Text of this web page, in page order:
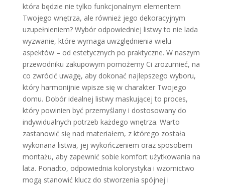
która będzie nie tylko funkcjonalnym elementem
Twojego wnętrza, ale również jego dekoracyjnym
uzupełnieniem? Wybór odpowiedniej listwy to nie lada
wyzwanie, które wymaga uwzględnienia wielu
aspektów – od estetycznych po praktyczne. W naszym
przewodniku zakupowym pomożemy Ci zrozumieć, na
co zwrócić uwagę, aby dokonać najlepszego wyboru,
który harmonijnie wpisze się w charakter Twojego
domu. Dobór idealnej listwy maskującej to proces,
który powinien być przemyślany i dostosowany do
indywidualnych potrzeb każdego wnętrza. Warto
zastanowić się nad materiałem, z którego została
wykonana listwa, jej wykończeniem oraz sposobem
montażu, aby zapewnić sobie komfort użytkowania na
lata. Ponadto, odpowiednia kolorystyka i wzornictwo
mogą stanowić klucz do stworzenia spójnej i